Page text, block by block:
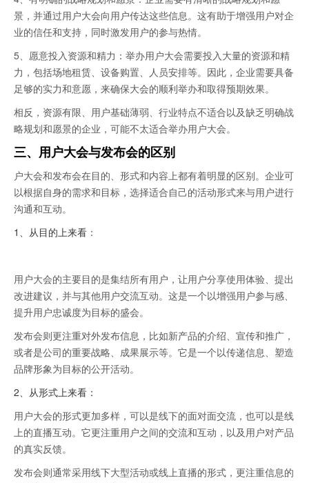
景，并通过用户大会向用户传达这些信息。这有助于增强用户对企
业的信任和支持，同时激发用户的参与热情。
5、‌愿意投入资源和精力‌：举办用户大会需要投入大量的资源和精
力，包括场地租赁、设备购置、人员安排等。因此，企业需要具备
足够的实力和意愿，来确保大会的顺利举办和取得预期效果。
相反，资源有限、用户基础薄弱、行业特点不适合以及缺乏明确战
略规划和愿景的企业，可能不太适合举办用户大会。
三、用户大会与发布会的区别
户大会和发布会在目的、形式和内容上都有着明显的区别。企业可
以根据自身的需求和目标，选择适合自己的活动形式来与用户进行
沟通和互动。
1、 从目的上来看 ：
用户大会的主要目的是集结所有用户，让用户分享使用体验、提出
改进建议，并与其他用户交流互动。这是一个以增强用户参与感、
提升用户忠诚度为目标的盛会。
发布会则更注重对外发布信息，比如新产品的介绍、宣传和推广，
或者是公司的重要战略、成果展示等。它是一个以传递信息、塑造
品牌形象为目标的公开活动。
2、 从形式上来看：
用户大会的形式更加多样，可以是线下的面对面交流，也可以是线
上的直播互动。它更注重用户之间的交流和互动，以及用户对产品
的真实反馈。
发布会则通常采用线下大型活动或线上直播的形式，更注重信息的